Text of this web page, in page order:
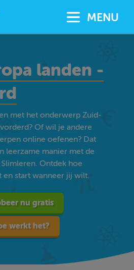
MENU
landen -
met het onderwerp Zuid-
Of wil je andere
online oefenen? Dat
leerzame manier met de
Ontdek hoe
en start wanneer jij wilt.
nu gratis
werkt het?